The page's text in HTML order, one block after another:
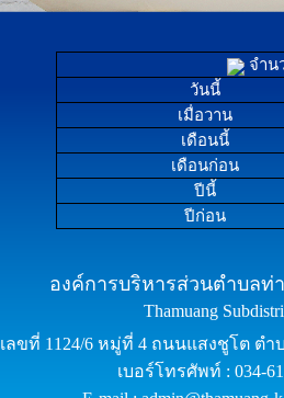
จำน
วันนี้
เมื่อวาน
เดือนนี้
เดือนก่อน
ปีนี้
ปีก่อน
องค์การบริหารส่วนตำบลท่
Thamuang
เลขที่ 1124/6 หมู่ที่ 4 ถนนแสงชูโต ต
เบอร์โทรศัพท์ : 034-